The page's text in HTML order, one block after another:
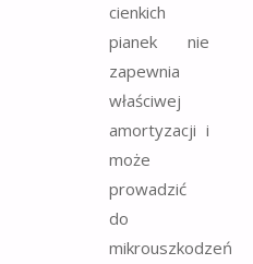
cienkich
pianek nie
zapewnia
właściwej
amortyzacji i
może
prowadzić
do
mikrouszkodzeń